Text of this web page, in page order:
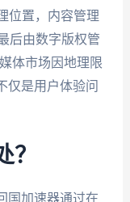
位置，内容管理
后由数字版权管
体市场因地理限
仅是用户体验问
？
国加速器通过在